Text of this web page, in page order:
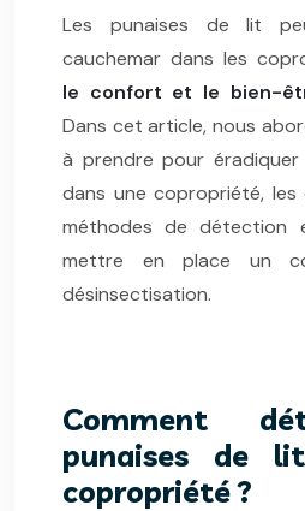
Les punaises de lit
cauchemar dans les
le confort et le bien-
Dans cet article, nous
à prendre pour
dans une copropriété, les
méthodes de détection
mettre en place un
désinsectisation.
Comment
punaises de
copropriété ?